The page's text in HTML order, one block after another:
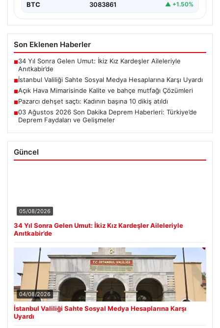
BTC 3083861 ▲ +1.50%
Son Eklenen Haberler
■34 Yıl Sonra Gelen Umut: İkiz Kız Kardeşler Aileleriyle
Anıtkabir’de
■İstanbul Valiliği Sahte Sosyal Medya Hesaplarına Karşı Uyardı
■Açık Hava Mimarisinde Kalite ve bahçe mutfağı Çözümleri
■Pazarcı dehşet saçtı: Kadının başına 10 dikiş atıldı
■03 Ağustos 2026 Son Dakika Deprem Haberleri: Türkiye’de
Deprem Faydaları ve Gelişmeler
Güncel
05/08/2026
34 Yıl Sonra Gelen Umut: İkiz Kız Kardeşler Aileleriyle
Anıtkabir’de
04/08/2026
İstanbul Valiliği Sahte Sosyal Medya Hesaplarına Karşı
Uyardı